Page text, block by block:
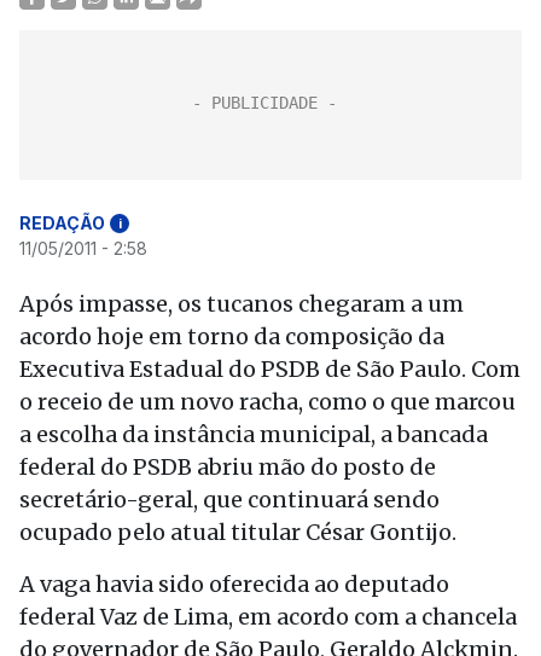
REDAÇÃO i
11/05/2011 - 2:58
Após impasse, os tucanos chegaram a um
acordo hoje em torno da composição da
Executiva Estadual do PSDB de São Paulo. Com
o receio de um novo racha, como o que marcou
a escolha da instância municipal, a bancada
federal do PSDB abriu mão do posto de
secretário-geral, que continuará sendo
ocupado pelo atual titular César Gontijo.
A vaga havia sido oferecida ao deputado
federal Vaz de Lima, em acordo com a chancela
do governador de São Paulo, Geraldo Alckmin.